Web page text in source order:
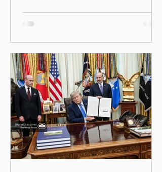
Sheinbaum Pardo anunció el
restablecimiento de las
relaciones diplomáticas
entre los gobiernos de
México y Perú. “Es
importante que más allá de
la orientación política de
los gobiernos —porque hay
orientaciones políticas de
los gobiernos, llegan por